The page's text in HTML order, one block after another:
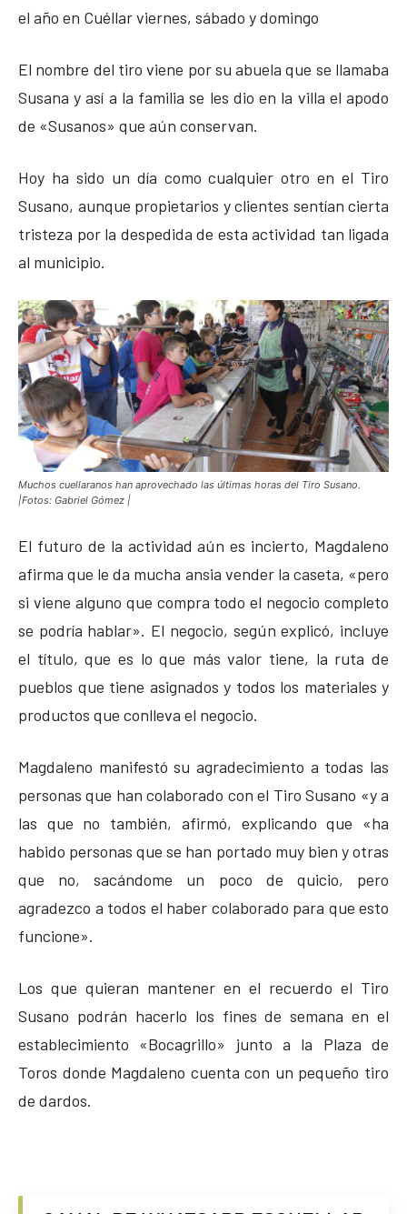
el año en Cuéllar viernes, sábado y domingo
El nombre del tiro viene por su abuela que se llamaba
Susana y así a la familia se les dio en la villa el apodo
de «Susanos» que aún conservan.
Hoy ha sido un día como cualquier otro en el Tiro
Susano, aunque propietarios y clientes sentían cierta
tristeza por la despedida de esta actividad tan ligada
al municipio.
Muchos cuellaranos han aprovechado las últimas horas del Tiro Susano.
|Fotos: Gabriel Gómez |
El futuro de la actividad aún es incierto, Magdaleno
afirma que le da mucha ansia vender la caseta, «pero
si viene alguno que compra todo el negocio completo
se podría hablar». El negocio, según explicó, incluye
el título, que es lo que más valor tiene, la ruta de
pueblos que tiene asignados y todos los materiales y
productos que conlleva el negocio.
Magdaleno manifestó su agradecimiento a todas las
personas que han colaborado con el Tiro Susano «y a
las que no también, afirmó, explicando que «ha
habido personas que se han portado muy bien y otras
que no, sacándome un poco de quicio, pero
agradezco a todos el haber colaborado para que esto
funcione».
Los que quieran mantener en el recuerdo el Tiro
Susano podrán hacerlo los fines de semana en el
establecimiento «Bocagrillo» junto a la Plaza de
Toros donde Magdaleno cuenta con un pequeño tiro
de dardos.